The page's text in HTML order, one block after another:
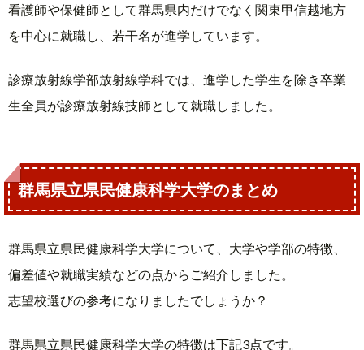
看護師や保健師として群馬県内だけでなく関東甲信越地方
を中心に就職し、若干名が進学しています。
診療放射線学部放射線学科では、進学した学生を除き卒業
生全員が診療放射線技師として就職しました。
群馬県立県民健康科学大学のまとめ
群馬県立県民健康科学大学について、大学や学部の特徴、
偏差値や就職実績などの点からご紹介しました。
志望校選びの参考になりましたでしょうか？
群馬県立県民健康科学大学の特徴は下記3点です。